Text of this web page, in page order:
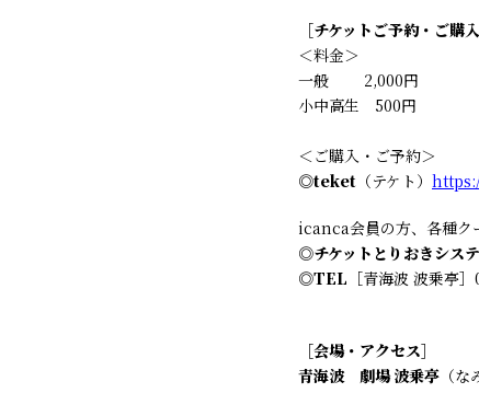
［チケットご予約・ご購入
＜料金＞
一般 2,000円
小中高生 500円
＜ご購入・ご予約＞
◎teket （テケト）
icanca会員の方、各種ク
◎チケットとりおきシス
◎TEL ［青海波 波乗亭
［会場・アクセス］
青海波 劇場 波乗亭 （